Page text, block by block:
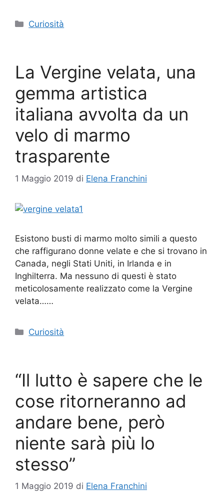
Categorie
Curiosità
La Vergine velata, una
gemma artistica
italiana avvolta da un
velo di marmo
trasparente
1 Maggio 2019 di Elena Franchini
Esistono busti di marmo molto simili a questo
che raffigurano donne velate e che si trovano in
Canada, negli Stati Uniti, in Irlanda e in
Inghilterra. Ma nessuno di questi è stato
meticolosamente realizzato come la Vergine
velata……
Categorie
Curiosità
“Il lutto è sapere che le
cose ritorneranno ad
andare bene, però
niente sarà più lo
stesso”
1 Maggio 2019 di Elena Franchini